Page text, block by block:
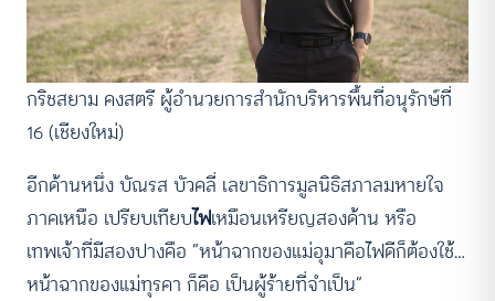
กริชสยาม คงสตรี ผู้อำนวยการสำนักบริหารพื้นที่อนุรักษ์ที่
16 (เชียงใหม่)
อีกด้านหนึ่ง บัณรส บัวคลี่ เลขาธิการมูลนิธิสภาลมหายใจ
ภาคเหนือ เปรียบเทียบไฟเหมือนเหรียญสองด้าน หรือ
เทพเจ้าที่มีสองปางคือ “หน้าฉากของแม่อุมาคือไฟดีก็ต้องใช้…
หน้าฉากของแม่ทุรคา ก็คือ เป็นผู้ร้ายที่จำเป็น”